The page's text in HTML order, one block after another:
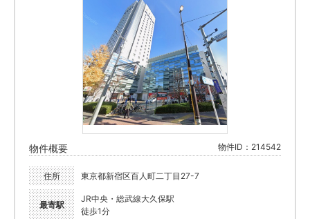
物件概要 物件ID：214542
住所 東京都新宿区百人町二丁目27-7
最寄駅
JR中央・総武線大久保駅
徒歩1分